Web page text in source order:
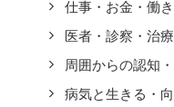
仕事・お金・働
医者・診察・治療
周囲からの認知
病気と生きる・